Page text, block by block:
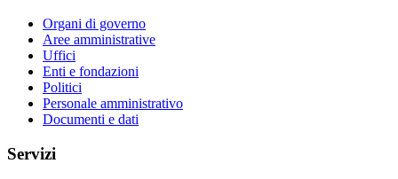
Organi di governo
Aree amministrative
Uffici
Enti e fondazioni
Politici
Personale amministrativo
Documenti e dati
Servizi